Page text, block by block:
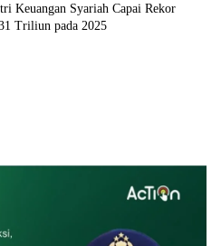
Keuangan Syariah Capai Rekor
Triliun pada 2025